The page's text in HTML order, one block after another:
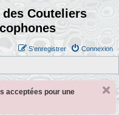
Couteliers
Connexion
S’enregistrer
acceptées pour une